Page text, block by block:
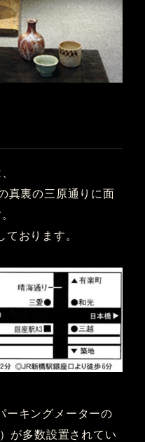
真裏の三原通りに面
おります。
ーキングメーターの
が多数設置されてい